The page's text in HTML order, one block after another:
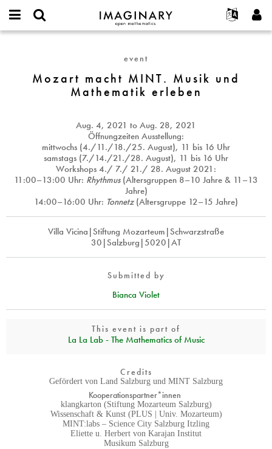
IMAGINARY
open
Français
Deutsch
한국어
Türkçe
Programs
Galleries
Hands-On
Texts
Exhibitions
More...
Projects
Participate
Contact
username
Create new account
Request new password
MINT.
Mathematik
event
Mozart macht MINT. Musik und
Mathematik erleben
Aug. 4, 2021 to Aug. 28, 2021
Öffnungzeiten Ausstellung:
mittwochs (4./11./18./25. August), 11 bis 16 Uhr
samstags (7./14./21./28. August), 11 bis 16 Uhr
Workshops 4./ 7./ 21./ 28. August 2021 :
11:00–13:00 Uhr: Rhythmus(Altersgruppen 8–10 Jahre & 11–13
Jahre)
14:00–16:00 Uhr: Tonnetz(Altersgruppe 12–15 Jahre)
Villa Vicina|Stiftung Mozarteum|Schwarzstraße
30|Salzburg|5020|AT
Submitted by
Bianca Violet
This event is part of
La La Lab - The Mathematics of Music
Credits
Gefördert von Land Salzburg und MINT Salzburg
Kooperationspartner*innen
klangkarton (Stiftung Mozarteum Salzburg)
Wissenschaft & Kunst (PLUS | Univ. Mozarteum)
MINT:labs – Science City Salzburg Itzling
Eliette u. Herbert von Karajan Institut
Musikum Salzburg